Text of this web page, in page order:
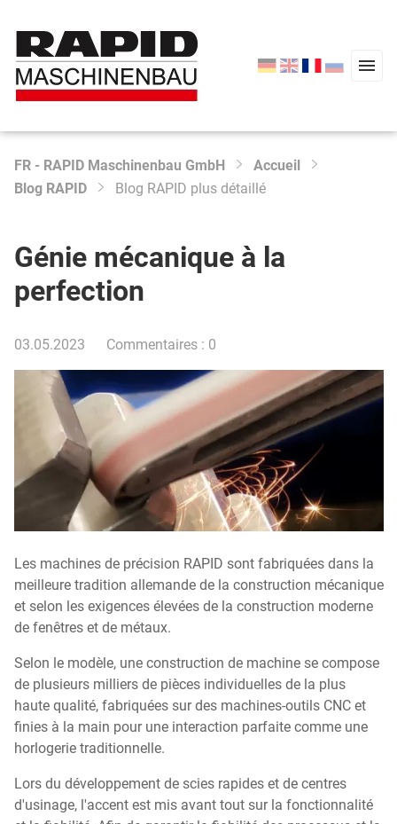
Type 2 or more characters for results.
Start
Services
Accueil
Contactez-nous
FR - RAPID Maschinenbau GmbH
Accueil
Blog RAPID
Blog RAPID plus détaillé
Génie mécanique à la
perfection
03.05.2023 Commentaires : 0
Les machines de précision RAPID sont fabriquées dans la
meilleure tradition allemande de la construction mécanique
et selon les exigences élevées de la construction moderne
de fenêtres et de métaux.
Selon le modèle, une construction de machine se compose
de plusieurs milliers de pièces individuelles de la plus
haute qualité, fabriquées sur des machines-outils CNC et
finies à la main pour une interaction parfaite comme une
horlogerie traditionnelle.
Lors du développement de scies rapides et de centres
d'usinage, l'accent est mis avant tout sur la fonctionnalité